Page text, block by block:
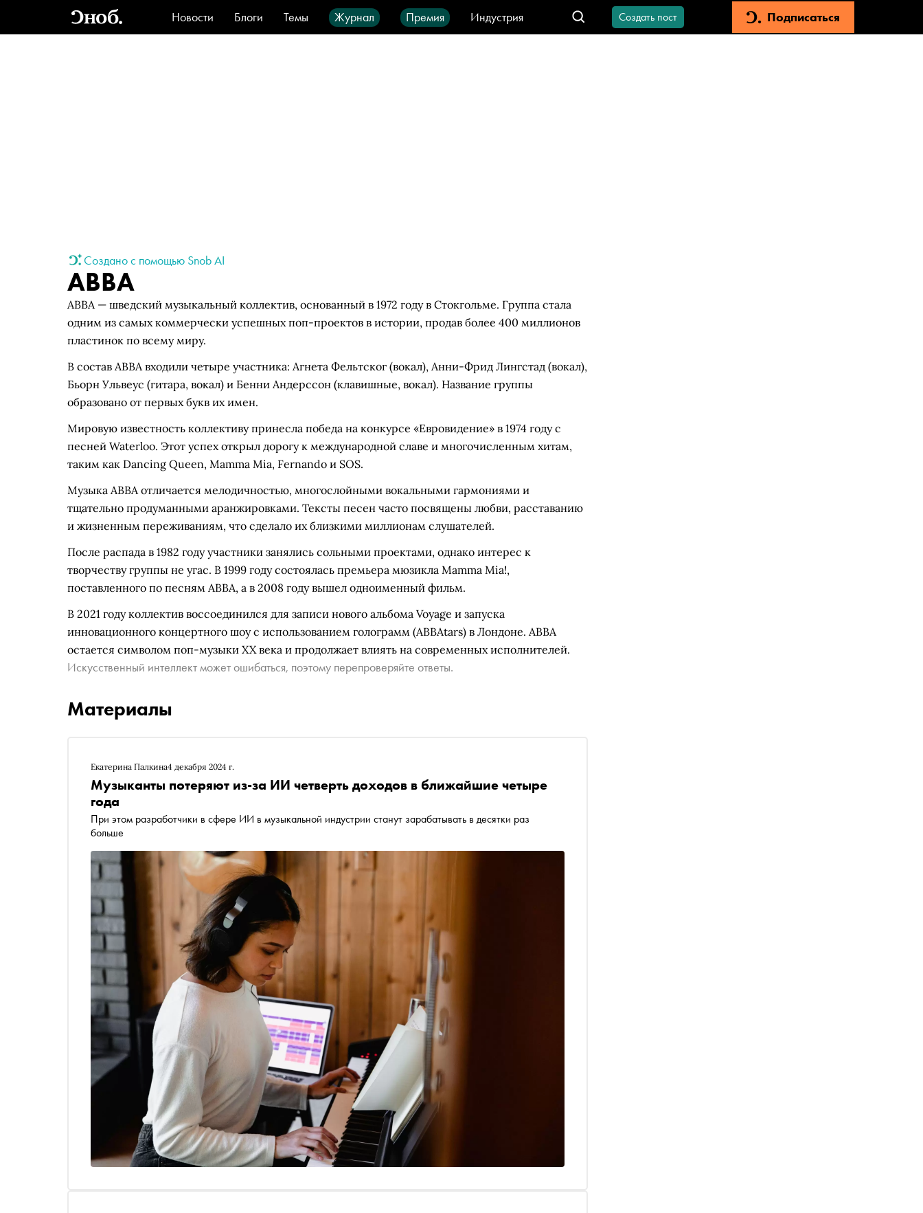
Новости Блоги Темы Журнал Премия
Индустрия
Стиль
Видео Город IT-продукты
Создать пост Подписаться
Создано с помощью Snob AI
ABBA
ABBA — шведский музыкальный коллектив, основанный в 1972 году в Стокгольме. Группа стала
одним из самых коммерчески успешных поп-проектов в истории, продав более 400 миллионов
пластинок по всему миру.
В состав ABBA входили четыре участника: Агнета Фельтског (вокал), Анни-Фрид Лингстад (вокал),
Бьорн Ульвеус (гитара, вокал) и Бенни Андерссон (клавишные, вокал). Название группы
образовано от первых букв их имен.
Мировую известность коллективу принесла победа на конкурсе «Евровидение» в 1974 году с
песней Waterloo. Этот успех открыл дорогу к международной славе и многочисленным хитам,
таким как Dancing Queen, Mamma Mia, Fernando и SOS.
Музыка ABBA отличается мелодичностью, многослойными вокальными гармониями и
тщательно продуманными аранжировками. Тексты песен часто посвящены любви, расставанию
и жизненным переживаниям, что сделало их близкими миллионам слушателей.
После распада в 1982 году участники занялись сольными проектами, однако интерес к
творчеству группы не угас. В 1999 году состоялась премьера мюзикла Mamma Mia!,
поставленного по песням ABBA, а в 2008 году вышел одноименный фильм.
В 2021 году коллектив воссоединился для записи нового альбома Voyage и запуска
инновационного концертного шоу с использованием голограмм (ABBAtars) в Лондоне. ABBA
остается символом поп-музыки XX века и продолжает влиять на современных исполнителей.
Искусственный интеллект может ошибаться, поэтому перепроверяйте ответы.
Материалы
Екатерина Палкина4 декабря 2024 г.
Музыканты потеряют из-за ИИ четверть доходов в ближайшие четыре
года
При этом разработчики в сфере ИИ в музыкальной индустрии станут зарабатывать в десятки раз
больше